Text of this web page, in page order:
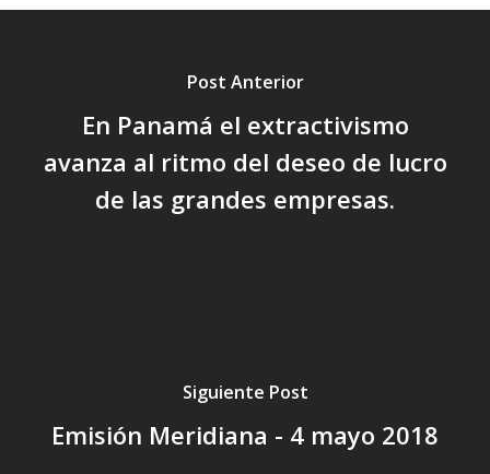
Post Anterior
En Panamá el extractivismo
avanza al ritmo del deseo de lucro
de las grandes empresas.
Siguiente Post
Emisión Meridiana - 4 mayo 2018